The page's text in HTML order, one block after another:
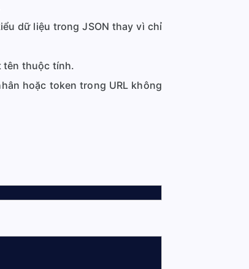
dữ liệu trong JSON thay vì chỉ
tên thuộc tính.
hoặc token trong URL không